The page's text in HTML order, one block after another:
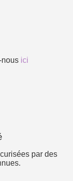
nous ici
par des